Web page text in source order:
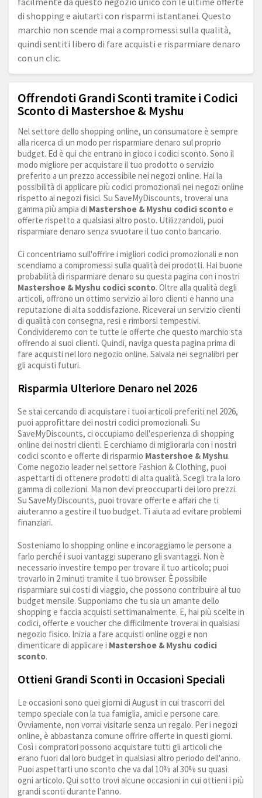
di shopping e aiutarti con risparmi istantanei. Questo
marchio non scende mai a compromessi sulla qualità,
quindi sentiti libero di fare acquisti e risparmiare denaro
con un clic.
Offrendoti Grandi Sconti tramite i Codici
Sconto di Mastershoe & Myshu
Nel settore dello shopping online, un consumatore è sempre
alla ricerca di un modo per risparmiare denaro sul proprio
budget. Ed è qui che entrano in gioco i codici sconto. Sono il
modo migliore per acquistare il tuo prodotto o servizio
preferito a un prezzo accessibile nei negozi online. Hai la
possibilità di applicare più codici promozionali nei negozi online
rispetto ai negozi fisici. Su SaveMyDiscounts, troverai una
gamma più ampia di Mastershoe & Myshu codici scontoe
offerte rispetto a qualsiasi altro posto. Utilizzandoli, puoi
risparmiare denaro senza svuotare il tuo conto bancario.
Ci concentriamo sull'offrire i migliori codici promozionali e non
scendiamo a compromessi sulla qualità dei prodotti. Hai buone
probabilità di risparmiare denaro su questa pagina con i nostri
Mastershoe & Myshu codici sconto. Oltre alla qualità degli
articoli, offrono un ottimo servizio ai loro clienti e hanno una
reputazione di alta soddisfazione. Riceverai un servizio clienti
di qualità con consegna, resi e rimborsi tempestivi.
Condivideremo con te tutte le offerte che questo marchio sta
offrendo ai suoi clienti. Quindi, naviga questa pagina prima di
fare acquisti nel loro negozio online. Salvala nei segnalibri per
gli acquisti futuri.
Risparmia Ulteriore Denaro nel 2026
Se stai cercando di acquistare i tuoi articoli preferiti nel 2026,
puoi approfittare dei nostri codici promozionali. Su
SaveMyDiscounts, ci occupiamo dell'esperienza di shopping
online dei nostri clienti. E cerchiamo di migliorarla con i nostri
codici sconto e offerte di risparmio Mastershoe & Myshu.
Come negozio leader nel settore Fashion & Clothing, puoi
aspettarti di ottenere prodotti di alta qualità. Scegli tra la loro
gamma di collezioni. Ma non devi preoccuparti dei loro prezzi.
Su SaveMyDiscounts, puoi trovare offerte e affari che ti
aiuteranno a gestire il tuo budget. Ti aiuta ad evitare problemi
finanziari.
Sosteniamo lo shopping online e incoraggiamo le persone a
farlo perché i suoi vantaggi superano gli svantaggi. Non è
necessario investire tempo per trovare il tuo articolo; puoi
trovarlo in 2 minuti tramite il tuo browser. È possibile
risparmiare sui costi di viaggio, che possono contribuire al tuo
budget mensile. Supponiamo che tu sia un amante dello
shopping e faccia acquisti settimanalmente. E, hai più scelte in
codici, offerte e voucher che difficilmente troverai in qualsiasi
negozio fisico. Inizia a fare acquisti online oggi e non
dimenticare di applicare i Mastershoe & Myshu codici
sconto.
Ottieni Grandi Sconti in Occasioni Speciali
Le occasioni sono quei giorni di August in cui trascorri del
tempo speciale con la tua famiglia, amici e persone care.
Ovviamente, non vorrai visitarle senza un regalo. Per i negozi
online, è abbastanza comune offrire offerte in questi giorni.
Così i compratori possono acquistare tutti gli articoli che
erano fuori dal loro budget in qualsiasi altro periodo dell'anno.
Puoi aspettarti uno sconto che va dal 10% al 30% su quasi
ogni articolo. Qui sotto trovi alcune occasioni in cui ottieni i più
grandi sconti durante l'anno.